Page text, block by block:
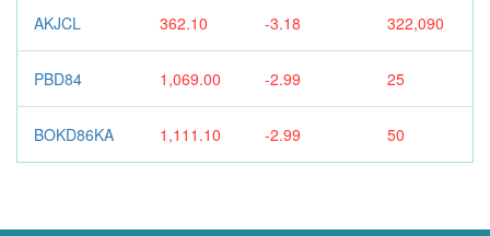
AKJCL 362.10 -3.18 322,090
PBD84 1,069.00 -2.99 25
BOKD86KA 1,111.10 -2.99 50